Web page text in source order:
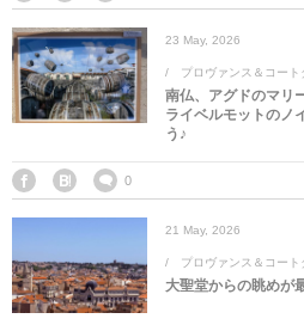
23 May, 2026
プロヴァンス＆コー
南仏、アグドのマリ
ライベルモットのノ
う♪
0
21 May, 2026
プロヴァンス＆コー
大聖堂からの眺めが
モルディブ
ミャンマー
シンガポール
ヴェトナム
シンガポール航空